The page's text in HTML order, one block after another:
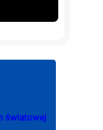
światowej